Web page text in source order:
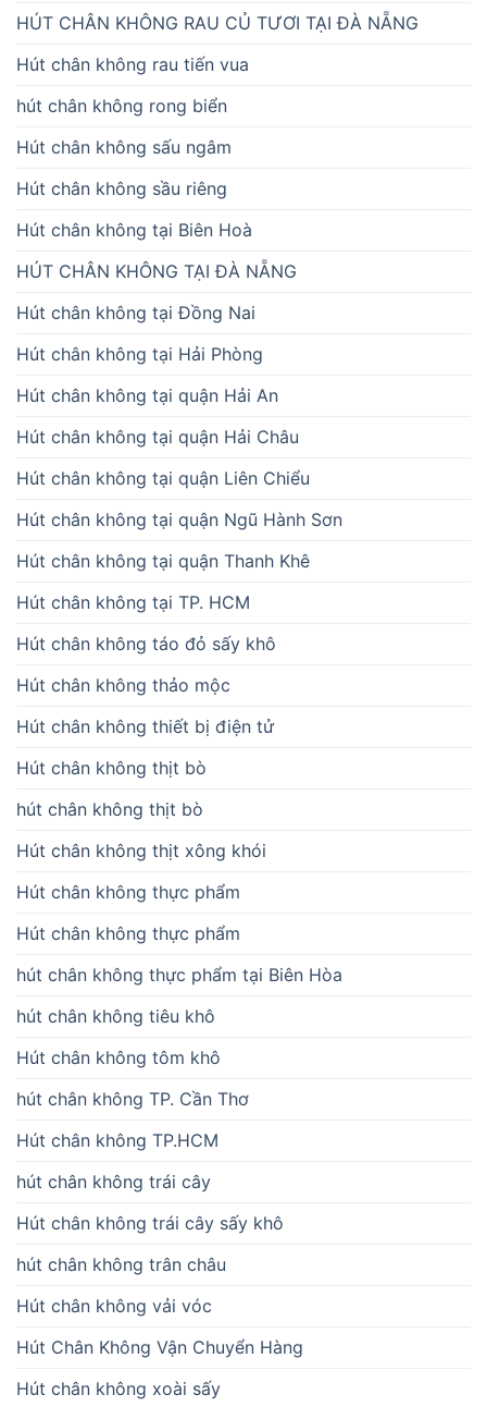
HÚT CHÂN KHÔNG RAU CỦ TƯƠI TẠI ĐÀ NẴNG
Hút chân không rau tiến vua
hút chân không rong biển
Hút chân không sấu ngâm
Hút chân không sầu riêng
Hút chân không tại Biên Hoà
HÚT CHÂN KHÔNG TẠI ĐÀ NẴNG
Hút chân không tại Đồng Nai
Hút chân không tại Hải Phòng
Hút chân không tại quận Hải An
Hút chân không tại quận Hải Châu
Hút chân không tại quận Liên Chiểu
Hút chân không tại quận Ngũ Hành Sơn
Hút chân không tại quận Thanh Khê
Hút chân không tại TP. HCM
Hút chân không táo đỏ sấy khô
Hút chân không thảo mộc
Hút chân không thiết bị điện tử
Hút chân không thịt bò
hút chân không thịt bò
Hút chân không thịt xông khói
Hút chân không thực phẩm
Hút chân không thực phẩm
hút chân không thực phẩm tại Biên Hòa
hút chân không tiêu khô
Hút chân không tôm khô
hút chân không TP. Cần Thơ
Hút chân không TP.HCM
hút chân không trái cây
Hút chân không trái cây sấy khô
hút chân không trân châu
Hút chân không vải vóc
Hút Chân Không Vận Chuyển Hàng
Hút chân không xoài sấy